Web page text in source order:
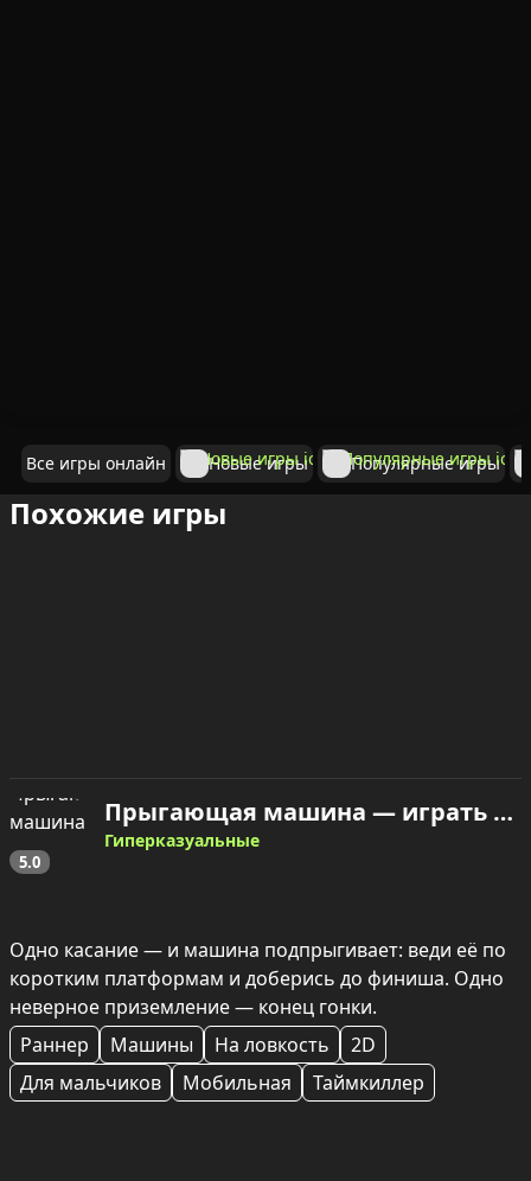
Все игры онлайн Новые игры Популярные игры
Похожие игры
5.0
Прыгающая машина — играть онлайн
Гиперказуальные
Одно касание — и машина подпрыгивает: веди её по
коротким платформам и доберись до финиша. Одно
неверное приземление — конец гонки.
Раннер
Машины На ловкость
2D
Для мальчиков
Мобильная Таймкиллер